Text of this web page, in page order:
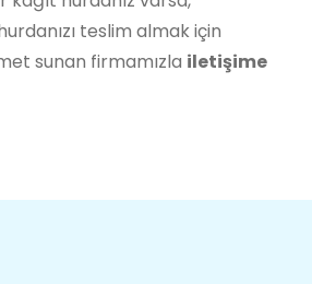
teslim almak için
sunan firmamızla iletişime